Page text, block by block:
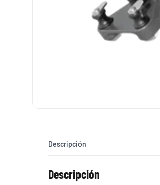
Descripción
Descripción